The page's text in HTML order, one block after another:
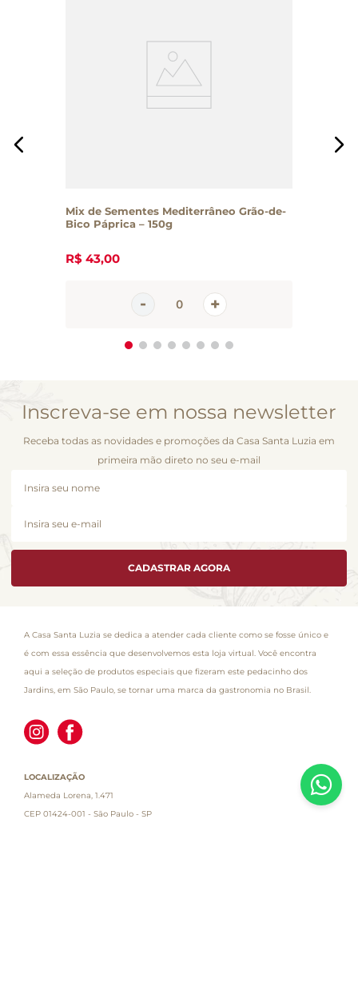
Mix de Sementes Mediterrâneo Grão-de-
Bico Páprica – 150g
R$ 43,00
Inscreva-se em nossa newsletter
Receba todas as novidades e promoções da Casa Santa Luzia em
primeira mão direto no seu e-mail
CADASTRAR AGORA
A Casa Santa Luzia se dedica a atender cada cliente como se fosse único e
é com essa essência que desenvolvemos esta loja virtual. Você encontra
aqui a seleção de produtos especiais que fizeram este pedacinho dos
Jardins, em São Paulo, se tornar uma marca da gastronomia no Brasil.
LOCALIZAÇÃO
Alameda Lorena, 1.471
CEP 01424-001 - São Paulo - SP